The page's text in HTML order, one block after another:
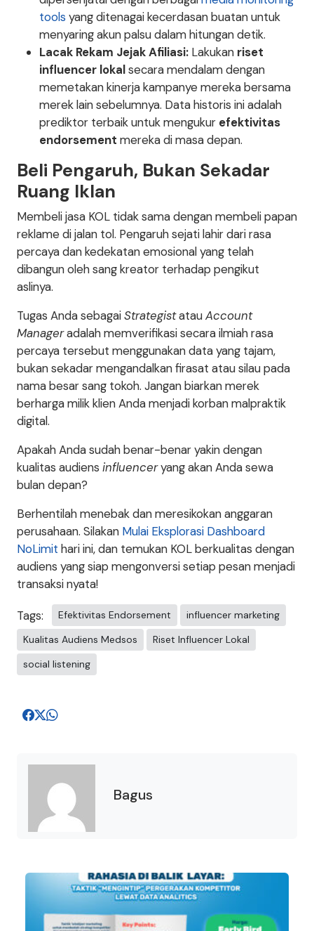
tools yang ditenagai kecerdasan buatan untuk
menyaring akun palsu dalam hitungan detik.
Lacak Rekam Jejak Afiliasi: Lakukan riset
influencer lokalsecara mendalam dengan
memetakan kinerja kampanye mereka bersama
merek lain sebelumnya. Data historis ini adalah
prediktor terbaik untuk mengukur efektivitas
endorsement mereka di masa depan.
Beli Pengaruh, Bukan Sekadar
Ruang Iklan
Membeli jasa KOL tidak sama dengan membeli papan
reklame di jalan tol. Pengaruh sejati lahir dari rasa
percaya dan kedekatan emosional yang telah
dibangun oleh sang kreator terhadap pengikut
aslinya.
Tugas Anda sebagaiStrategistatauAccount
Manageradalah memverifikasi secara ilmiah rasa
percaya tersebut menggunakan data yang tajam,
bukan sekadar mengandalkan firasat atau silau pada
nama besar sang tokoh. Jangan biarkan merek
berharga milik klien Anda menjadi korban malpraktik
digital.
Apakah Anda sudah benar-benar yakin dengan
kualitas audiens influenceryang akan Anda sewa
bulan depan?
Berhentilah menebak dan meresikokan anggaran
perusahaan. Silakan Mulai Eksplorasi Dashboard
NoLimit hari ini, dan temukan KOL berkualitas dengan
audiens yang siap mengonversi setiap pesan menjadi
transaksi nyata!
Tags: Efektivitas Endorsement
influencer marketing
Kualitas Audiens Medsos
Riset Influencer Lokal
social listening
Bagus